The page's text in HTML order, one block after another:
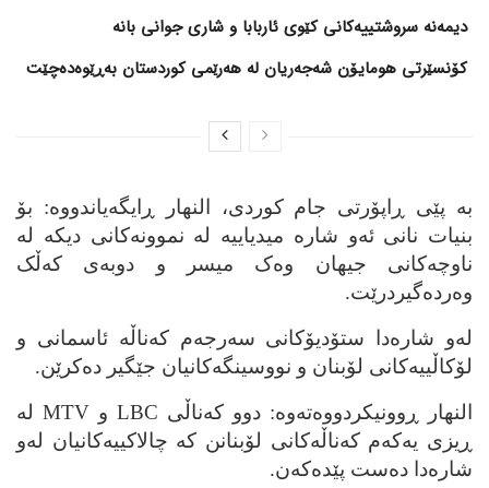
کۆنسێرتی هومایۆن شەجەریان لە هەرێمی کوردستان بەڕێوەدەچێت
به‌ پێی ڕاپۆرتی جام کوردی، النهار ڕایگه‌یاندووه‌: بۆ
بنیات نانی ئه‌و شاره‌ میدیاییه‌ له‌ نموونه‌کانی دیکه‌ له‌
ناوچه‌کانی جیهان وه‌ک میسر و دوبه‌ی که‌ڵک
وه‌رده‌گیردرێت.
له‌و شاره‌دا ستۆدیۆکانی سه‌رجه‌م که‌ناڵه‌ ئاسمانی و
لۆکاڵییه‌کانی لۆبنان و نووسینگه‌کانیان جێگیر ده‌کرێن.
النهار ڕوونیکردووه‌ته‌وه‌: دوو که‌ناڵی LBC و MTV له‌
ڕیزی یه‌که‌م که‌ناڵه‌کانی لۆبنانن که‌ چالاکییه‌کانیان له‌و
شاره‌دا ده‌ست پێده‌که‌ن.